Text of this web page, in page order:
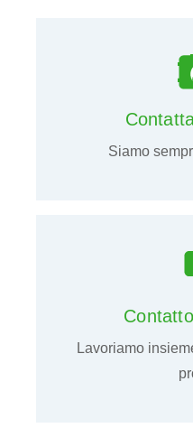
Siamo
Lavoriamo